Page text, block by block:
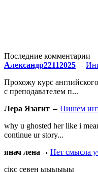
Последние комментарии
Александр22112025
Прохожу курс
с преподавателем п...
Лера Язагит
Пишем
why u ghosted her like i
continue ur story...
янач лена
Нет смысла
сiкс севен ыыыыыы